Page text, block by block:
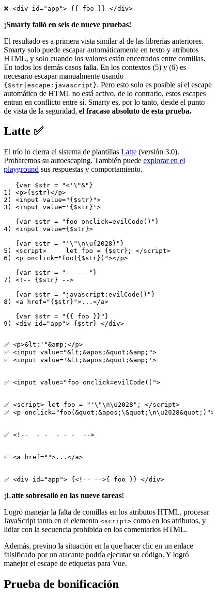
¡Smarty falló en seis de nueve pruebas!
El resultado es a primera vista similar al de las librerías anteriores.
Smarty solo puede escapar automáticamente en texto y atributos
HTML, y solo cuando los valores están encerrados entre comillas.
En todos los demás casos falla. En los contextos (5) y (6) es
necesario escapar manualmente usando
{$str|escape:javascript}. Pero esto solo es posible si el escape
automático de HTML no está activo, de lo contrario, estos escapes
entran en conflicto entre sí. Smarty es, por lo tanto, desde el punto
de vista de la seguridad, el fracaso absoluto de esta prueba.
Latte ✅
El trío lo cierra el sistema de plantillas Latte (versión 3.0).
Probaremos su autoescaping. También puede explorar en el
playground sus respuestas y comportamiento.
   {var $str = "<'\"&"}
1) <p>{$str}</p>
2) <input value="{$str}">
3) <input value='{$str}'>
   {var $str = "foo onclick=evilCode()"}
4) <input value={$str}>
   {var $str = "'\"\n\u{2028}"}
5) <script>	let foo = {$str}; </script>
6) <p onclick="foo({$str})"></p>
   {var $str = "-- ---"}
7) <!-- {$str} -->
   {var $str = "javascript:evilCode()"}
8) <a href="{$str}">...</a>
   {var $str = "{{ foo }}"}
✅ <p>&lt;'"&amp;</p>
✅ <input value="&lt;&apos;&quot;&amp;">
✅ <input value='&lt;&apos;&quot;&amp;'>
✅ <input value="foo onclick=evilCode()">
✅ <script> let foo = "'\"\n\u2028"; </script>
✅ <p
✅ <!--  - -  - - -  -->
✅ <a href="">...</a>
¡Latte sobresalió en las nueve tareas!
Logró manejar la falta de comillas en los atributos HTML, procesar
JavaScript tanto en el elemento <script> como en los atributos, y
lidiar con la secuencia prohibida en los comentarios HTML.
Además, previno la situación en la que hacer clic en un enlace
falsificado por un atacante podría ejecutar su código. Y logró
manejar el escape de etiquetas para Vue.
Prueba de bonificación